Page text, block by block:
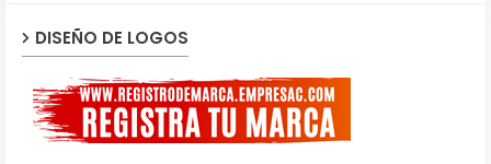
DISEÑO DE LOGOS